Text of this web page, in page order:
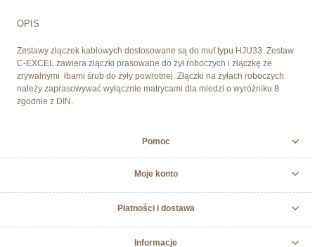
OPIS
Zestawy złączek kablowych dostosowane są do muf typu HJU33. Zestaw
C-EXCEL zawiera złączki prasowane do żył roboczych i złączkę ze
zrywalnymi łbami śrub do żyły powrotnej. Złączki na żyłach roboczych
należy zaprasowywać wyłącznie matrycami dla miedzi o wyróżniku 8
zgodnie z DIN.
Pomoc
Moje konto
Płatności i dostawa
Informacje